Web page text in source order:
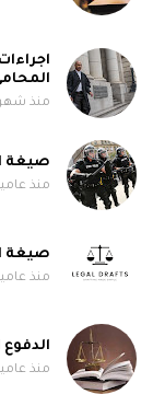
المحامي
منذ
صيغة
منذ
صيغة
منذ
الدفوع
منذ